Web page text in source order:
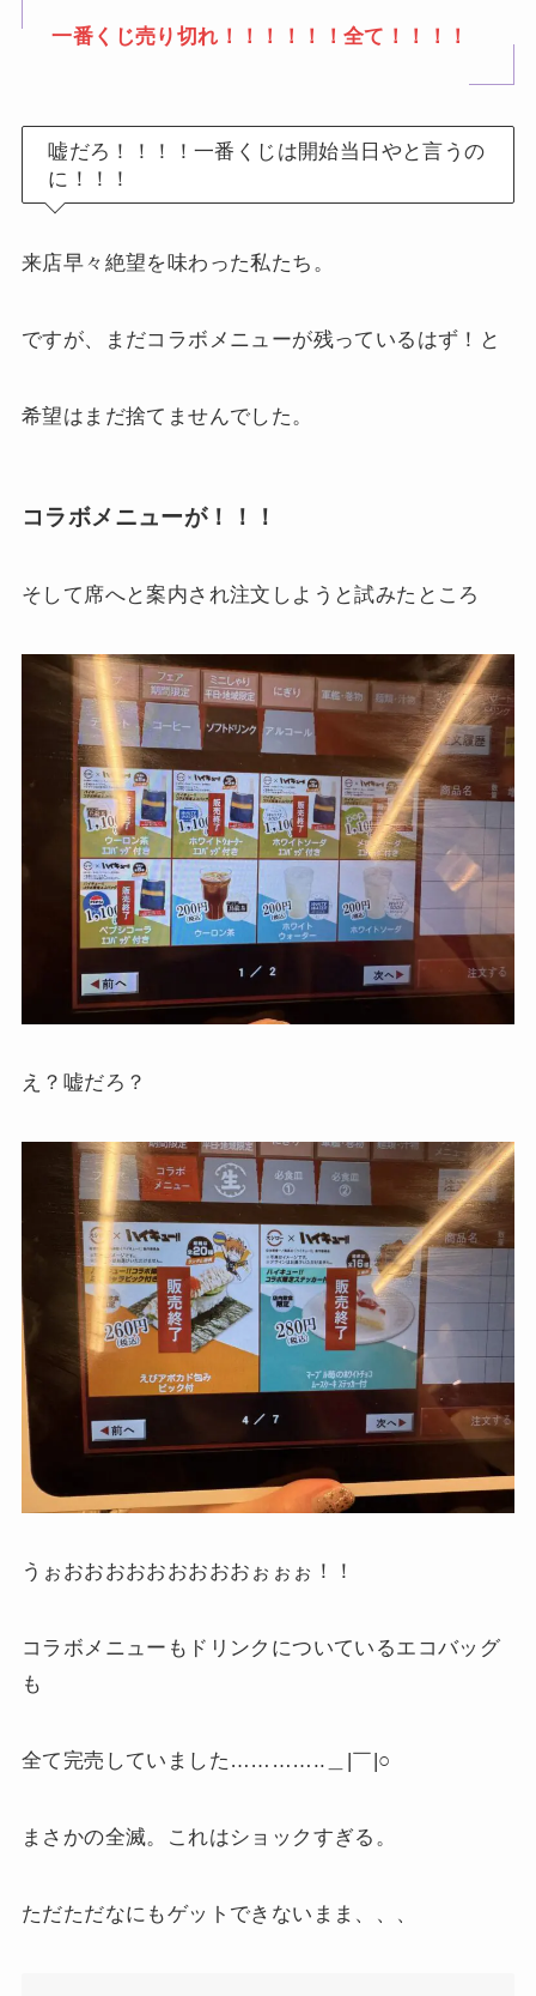
一番くじ売り切れ！！！！！！全て！！！！
嘘だろ！！！！一番くじは開始当日やと言うの
に！！！
来店早々絶望を味わった私たち。
ですが、まだコラボメニューが残っているはず！と
希望はまだ捨てませんでした。
コラボメニューが！！！
そして席へと案内され注文しようと試みたところ
え？嘘だろ？
うぉおおおおおおおおおぉぉぉ！！
コラボメニューもドリンクについているエコバッグ
も
全て完売していました…………..＿|￣|○
まさかの全滅。これはショックすぎる。
ただただなにもゲットできないまま、、、